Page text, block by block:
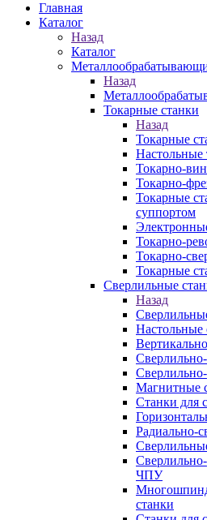
Главная
Каталог
Назад
Каталог
Назад
Токарные станки
Назад
Токарные
Настольные
Токарно-
Токарно-
Токарные
суппортом
Токарно-
Токарно-
Токарные
Сверлильные
Назад
Настольные
Магнитные
Станки для
Радиально-
ЧПУ
станки